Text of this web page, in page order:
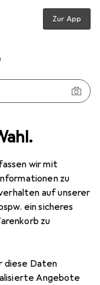
wir mit
zu
auf unserer
ein sicheres
zu
diese Daten
Angebote
Zur App
Color Power Pack
Pack